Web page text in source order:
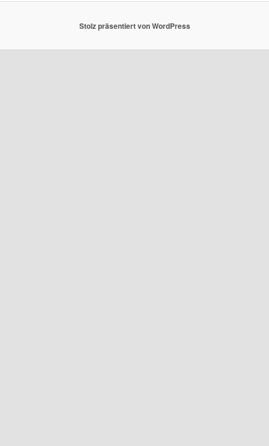
Stolz präsentiert von WordPress